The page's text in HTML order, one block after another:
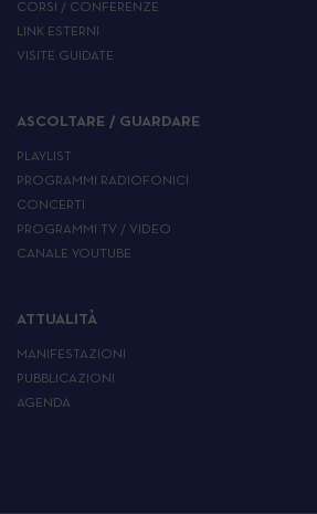
CORSI / CONFERENZE
LINK ESTERNI
VISITE GUIDATE
ASCOLTARE / GUARDARE
PLAYLIST
PROGRAMMI RADIOFONICI
CONCERTI
PROGRAMMI TV / VIDEO
CANALE YOUTUBE
ATTUALITÀ
MANIFESTAZIONI
PUBBLICAZIONI
AGENDA